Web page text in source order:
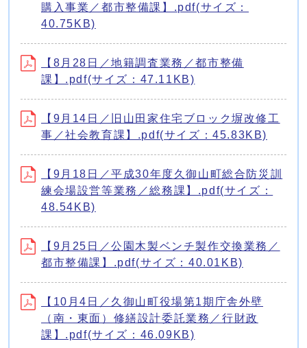
購入事業／都市整備課】.pdf(サイズ：
40.75KB)
【8月28日／地籍調査業務／都市整備
課】.pdf(サイズ：47.11KB)
【9月14日／旧山田家住宅ブロック塀改修工
事／社会教育課】.pdf(サイズ：45.83KB)
【9月18日／平成30年度久御山町総合防災訓
練会場設営等業務／総務課】.pdf(サイズ：
48.54KB)
【9月25日／公園木製ベンチ製作交換業務／
都市整備課】.pdf(サイズ：40.01KB)
【10月4日／久御山町役場第1期庁舎外壁
（南・東面）修繕設計委託業務／行財政
課】.pdf(サイズ：46.09KB)